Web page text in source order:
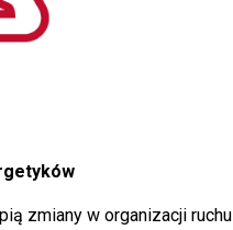
zmiany w organizacji ruchu